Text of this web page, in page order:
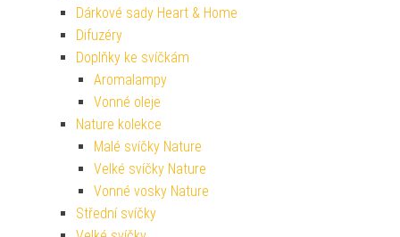
Dárkové sady Heart & Home
Difuzéry
Doplňky ke svíčkám
Aromalampy
Vonné oleje
Nature kolekce
Malé svíčky Nature
Velké svíčky Nature
Vonné vosky Nature
Střední svíčky